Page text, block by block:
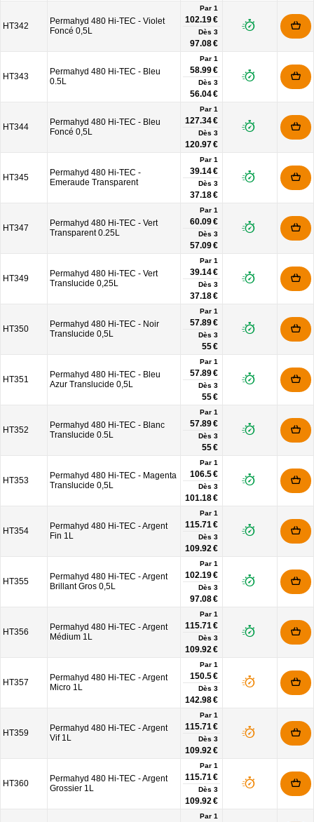
HT342
Permahyd 480 Hi-TEC - Violet
Foncé 0,5L
Par 1
102.19 €
Dès 3
97.08 €
HT343
Permahyd 480 Hi-TEC - Bleu
0.5L
Par 1
58.99 €
Dès 3
56.04 €
HT344
Permahyd 480 Hi-TEC - Bleu
Foncé 0,5L
Par 1
127.34 €
Dès 3
120.97 €
HT345
Permahyd 480 Hi-TEC -
Emeraude Transparent
Par 1
39.14 €
Dès 3
37.18 €
HT347
Permahyd 480 Hi-TEC - Vert
Transparent 0.25L
Par 1
60.09 €
Dès 3
57.09 €
HT349
Permahyd 480 Hi-TEC - Vert
Translucide 0,25L
Par 1
39.14 €
Dès 3
37.18 €
HT350
Permahyd 480 Hi-TEC - Noir
Translucide 0,5L
Par 1
57.89 €
Dès 3
55 €
HT351
Permahyd 480 Hi-TEC - Bleu
Azur Translucide 0,5L
Par 1
57.89 €
Dès 3
55 €
HT352
Permahyd 480 Hi-TEC - Blanc
Translucide 0.5L
Par 1
57.89 €
Dès 3
55 €
HT353
Permahyd 480 Hi-TEC - Magenta
Translucide 0,5L
Par 1
106.5 €
Dès 3
101.18 €
HT354
Permahyd 480 Hi-TEC - Argent
Fin 1L
Par 1
115.71 €
Dès 3
109.92 €
HT355
Permahyd 480 Hi-TEC - Argent
Brillant Gros 0,5L
Par 1
102.19 €
Dès 3
97.08 €
HT356
Permahyd 480 Hi-TEC - Argent
Médium 1L
Par 1
115.71 €
Dès 3
109.92 €
HT357
Permahyd 480 Hi-TEC - Argent
Micro 1L
Par 1
150.5 €
Dès 3
142.98 €
HT359
Permahyd 480 Hi-TEC - Argent
Vif 1L
Par 1
115.71 €
Dès 3
109.92 €
HT360
Permahyd 480 Hi-TEC - Argent
Grossier 1L
Par 1
115.71 €
Dès 3
109.92 €
Par 1